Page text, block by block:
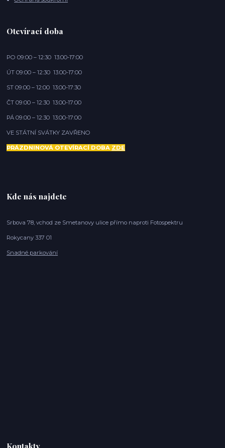
Otevírací doba
PO 09:00 – 12:30 13:00-17:00
ÚT 09:00 – 12:30 13:00-17:00
ST 09:00 – 12:00 13:00-17:30
ČT 09:00 – 12:30 13:00-17:00
PÁ 09:00 – 12:30 13:00-17:00
VE STÁTNÍ SVÁTKY ZAVŘENO
PRÁZDNINOVÁ OTEVÍRACÍ DOBA ZDE
Kde nás najdete
Srbova 78, vchod ze Smetanovy ulice přímo naproti Fotospektru
Rokycany 337 01
Snadné parkování
Kontakty